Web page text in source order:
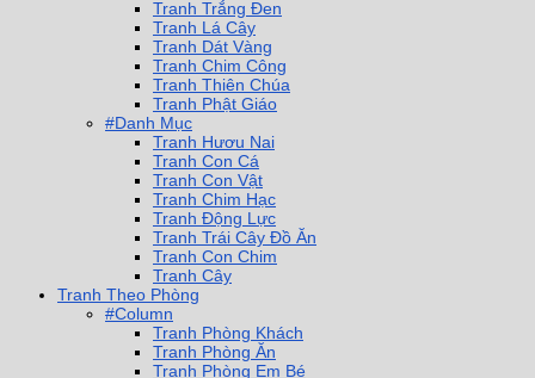
Tranh Trắng Đen
Tranh Lá Cây
Tranh Dát Vàng
Tranh Chim Công
Tranh Thiên Chúa
Tranh Phật Giáo
#Danh Mục
Tranh Hươu Nai
Tranh Con Cá
Tranh Con Vật
Tranh Chim Hạc
Tranh Động Lực
Tranh Trái Cây Đồ Ăn
Tranh Con Chim
Tranh Cây
Tranh Theo Phòng
#Column
Tranh Phòng Khách
Tranh Phòng Ăn
Tranh Phòng Em Bé